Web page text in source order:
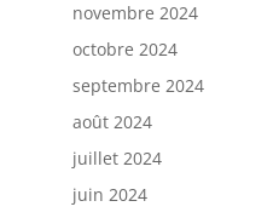
novembre 2024
octobre 2024
septembre 2024
août 2024
juillet 2024
juin 2024